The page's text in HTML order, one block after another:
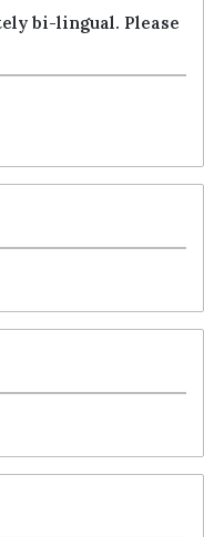
bi-lingual. Please